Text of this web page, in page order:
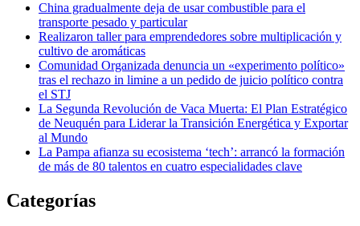
China gradualmente deja de usar combustible para el
transporte pesado y particular
Realizaron taller para emprendedores sobre multiplicación y
cultivo de aromáticas
Comunidad Organizada denuncia un «experimento político»
tras el rechazo in limine a un pedido de juicio político contra
el STJ
La Segunda Revolución de Vaca Muerta: El Plan Estratégico
de Neuquén para Liderar la Transición Energética y Exportar
al Mundo
La Pampa afianza su ecosistema ‘tech’: arrancó la formación
de más de 80 talentos en cuatro especialidades clave
Categorías